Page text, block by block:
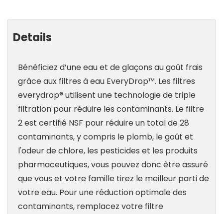
Details
Bénéficiez d’une eau et de glaçons au goût frais
grâce aux filtres à eau EveryDrop™. Les filtres
everydrop® utilisent une technologie de triple
filtration pour réduire les contaminants. Le filtre
2 est certifié NSF pour réduire un total de 28
contaminants, y compris le plomb, le goût et
l'odeur de chlore, les pesticides et les produits
pharmaceutiques, vous pouvez donc être assuré
que vous et votre famille tirez le meilleur parti de
votre eau. Pour une réduction optimale des
contaminants, remplacez votre filtre